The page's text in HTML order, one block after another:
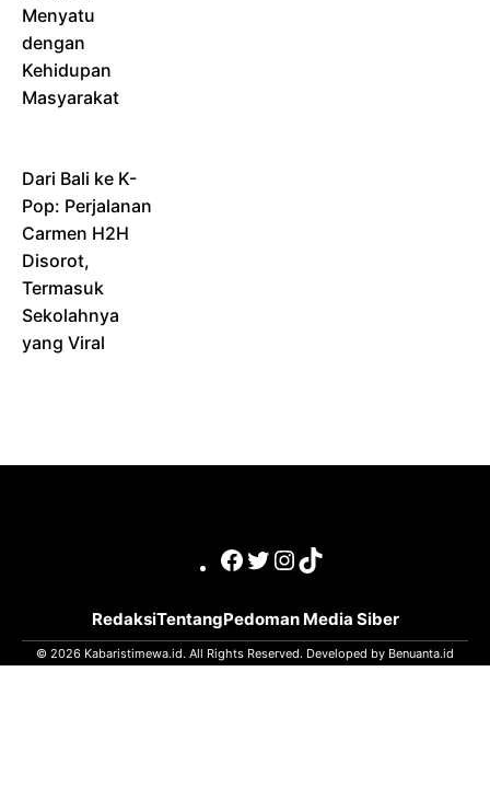
Menyatu
dengan
Kehidupan
Masyarakat
Dari Bali ke K-
Pop: Perjalanan
Carmen H2H
Disorot,
Termasuk
Sekolahnya
yang Viral
Facebook
Twitter
Instagram
TikTok
RedaksiTentangPedoman Media Siber
© 2026 Kabaristimewa.id. All Rights Reserved. Developed by Benuanta.id